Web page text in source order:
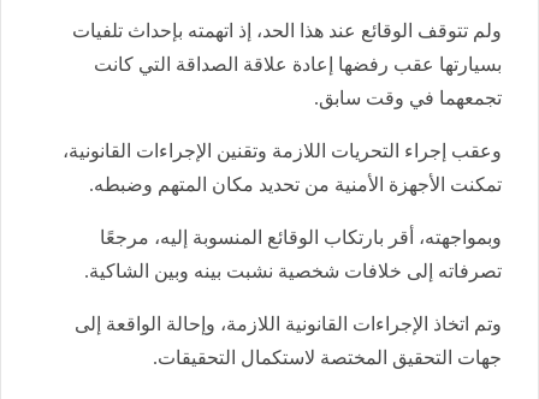
ولم تتوقف الوقائع عند هذا الحد، إذ اتهمته بإحداث تلفيات
بسيارتها عقب رفضها إعادة علاقة الصداقة التي كانت
تجمعهما في وقت سابق.
وعقب إجراء التحريات اللازمة وتقنين الإجراءات القانونية،
تمكنت الأجهزة الأمنية من تحديد مكان المتهم وضبطه.
وبمواجهته، أقر بارتكاب الوقائع المنسوبة إليه، مرجعًا
تصرفاته إلى خلافات شخصية نشبت بينه وبين الشاكية.
وتم اتخاذ الإجراءات القانونية اللازمة، وإحالة الواقعة إلى
جهات التحقيق المختصة لاستكمال التحقيقات.